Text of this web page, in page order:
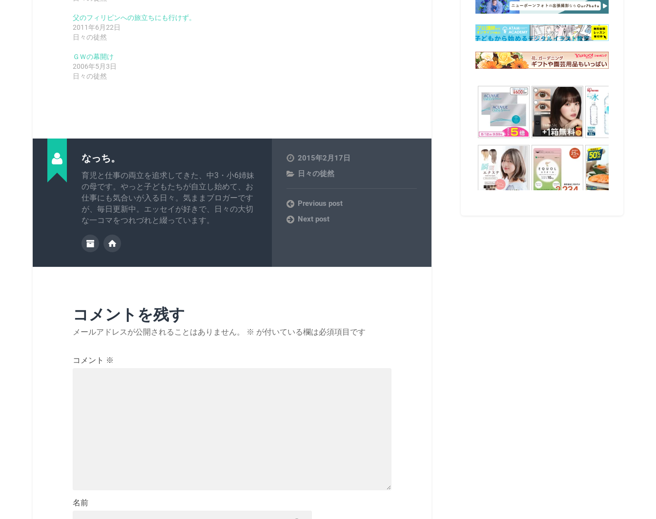
父のフィリピンへの旅立ちにも行けず。
2011年6月22日
日々の徒然
ＧＷの幕開け
2006年5月3日
日々の徒然
なっち。
育児と仕事の両立を追求してきた、中3・小6姉妹
の母です。やっと子どもたちが自立し始めて、お
仕事にも気合いが入る日々。気ままブロガーです
が、毎日更新中。エッセイが好きで、日々の大切
な一コマをつれづれと綴っています。
2015年2月17日
日々の徒然
Previous post
Next post
コメントを残す
メールアドレスが公開されることはありません。 ※ が付いている欄は必須項目です
コメント ※
名前